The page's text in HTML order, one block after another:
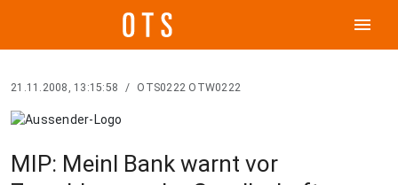
menu
21.11.2008, 13:15:58 / OTS0222 OTW0222
MIP: Meinl Bank warnt vor